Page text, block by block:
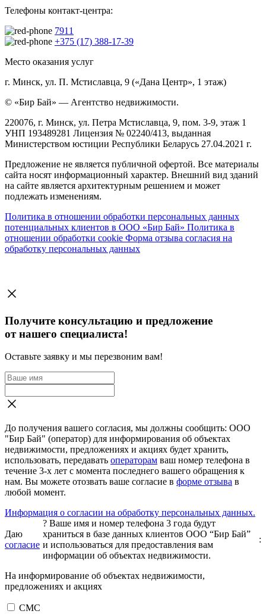
Телефоны контакт-центра:
7911
+375 (17) 388-17-39
Место оказания услуг
г. Минск, ул. П. Мстиславца, 9 («Дана Центр», 1 этаж)
© «Бир Бай» — Агентство недвижимости.
220076, г. Минск, ул. Петра Мстиславца, 9, пом. 3-9, этаж 1
УНП 193489281 Лицензия № 02240/413, выданная
Министерством юстиции Республики Беларусь 27.04.2021 г.
Предложение не является публичной офертой. Все материалы
сайта носят информационный характер. Внешний вид зданий
на сайте является архитектурным решением и может
подлежать изменениям.
Политика в отношении обработки персональных данных
потенциальных клиентов в ООО «Бир Бай» Политика в
отношении обработки cookie Форма отзыва согласия на
обработку персональных данных
Получите консультацию и предложение
от нашего специалиста!
Оставьте заявку и мы перезвоним вам!
До получения вашего согласия, мы должны сообщить: ООО
"Бир Бай" (оператор) для информирования об объектах
недвижимости, предложениях и акциях будет хранить,
использовать, передавать операторам ваш номер телефона в
течение 3-х лет с момента последнего вашего обращения к
нам. Вы можете отозвать ваше согласие в форме отзыва в
любой момент.
Информация о согласии на обработку персональных данных.
Даю
согласие
? Ваше имя и номер телефона 3 года будут
храниться в базе данных клиентов ООО “Бир Бай”
и использоваться для предоставления вам
информации об объектах недвижимости.
:
На информирование об объектах недвижимости,
предложениях и акциях
СМС